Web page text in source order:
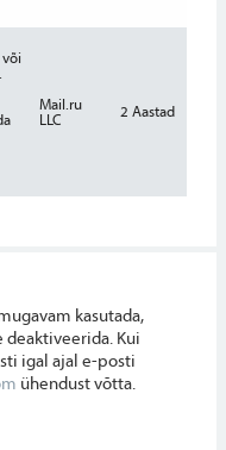
Mail.ru
LLC
2 Aastad
kasutada,
Kui
igal ajal e-posti
ühendust võtta.